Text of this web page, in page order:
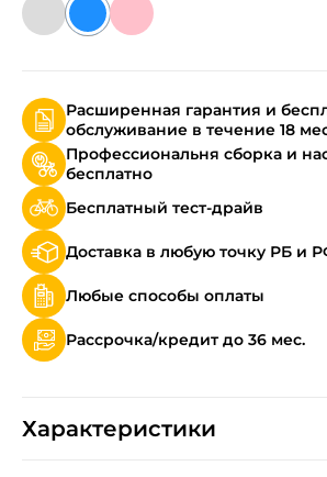
Расширенная гарантия и
обслуживание в течение 18
Профессиональня сборка и
бесплатно
Бесплатный тест-драйв
Доставка в любую точку РБ и
Любые способы оплаты
Рассрочка/кредит до 36 мес.
Характеристики